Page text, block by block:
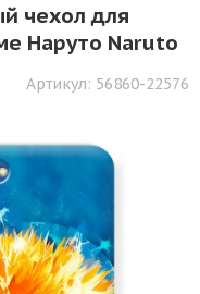
чехол для
Наруто Naruto
Артикул: 56860-22576